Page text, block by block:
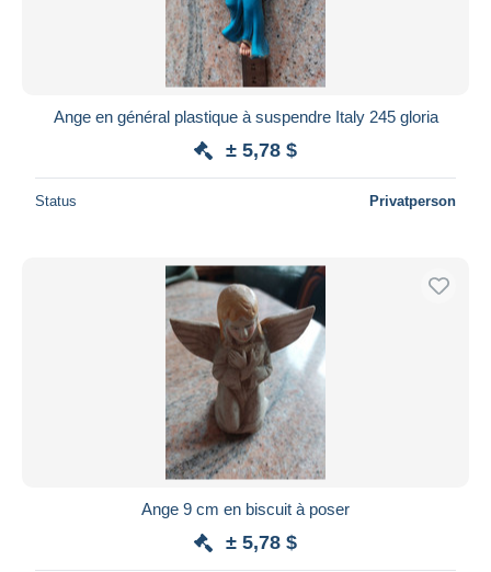
Ange en général plastique à suspendre Italy 245 gloria
± 5,78 $
Status Privatperson
Ange 9 cm en biscuit à poser
± 5,78 $